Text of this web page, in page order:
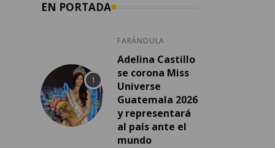
EN PORTADA
FARÁNDULA
Adelina Castillo
se corona Miss
Universe
Guatemala 2026
y representará
al país ante el
mundo